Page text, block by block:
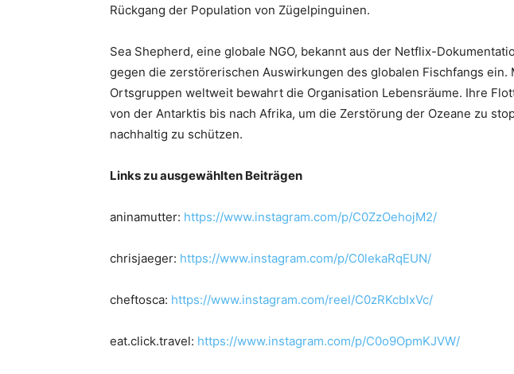
Rückgang der Population von Zügelpinguinen.
Sea Shepherd, eine globale NGO, bekannt aus der Netflix-
gegen die zerstörerischen Auswirkungen des globalen Fischfangs ein.
Ortsgruppen weltweit bewahrt die Organisation Lebensräume. Ihre
von der Antarktis bis nach Afrika, um die Zerstörung der Ozeane zu
nachhaltig zu schützen.
Links zu ausgewählten Beiträgen
aninamutter: https://www.instagram.com/p/C0ZzOehojM2/
chrisjaeger: https://www.instagram.com/p/C0lekaRqEUN/
cheftosca: https://www.instagram.com/reel/C0zRKcbIxVc/
eat.click.travel: https://www.instagram.com/p/C0o9OpmKJVW/